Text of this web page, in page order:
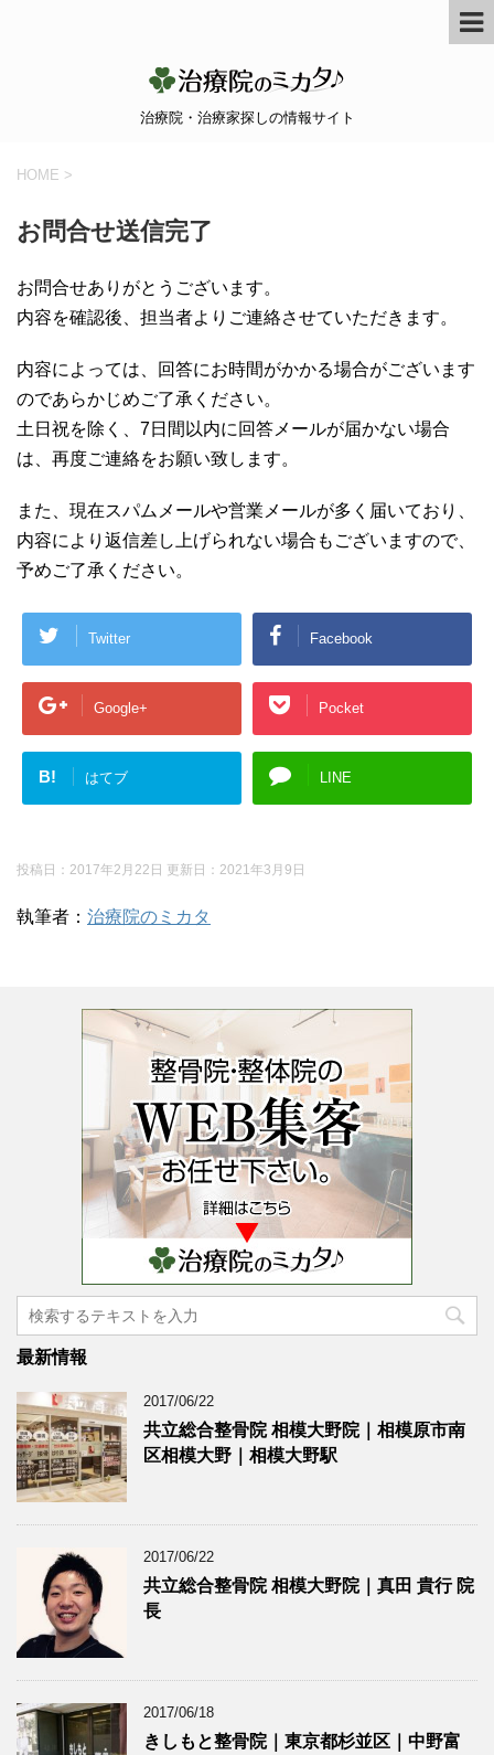
治療院・治療家探しの情報サイト
HOME >
お問合せ送信完了
お問合せありがとうございます。
内容を確認後、担当者よりご連絡させていただきます。
内容によっては、回答にお時間がかかる場合がございます
のであらかじめご了承ください。
土日祝を除く、7日間以内に回答メールが届かない場合
は、再度ご連絡をお願い致します。
また、現在スパムメールや営業メールが多く届いており、
内容により返信差し上げられない場合もございますので、
予めご了承ください。
Twitter Facebook
Google+ Pocket
B! はてブ LINE
投稿日：2017年2月22日 更新日： 2021年3月9日
執筆者： 治療院のミカタ
最新情報
2017/06/22
共立総合整骨院 相模大野院｜相模原市南
区相模大野｜相模大野駅
2017/06/22
共立総合整骨院 相模大野院｜真田 貴行 院
長
2017/06/18
きしもと整骨院｜東京都杉並区｜中野富